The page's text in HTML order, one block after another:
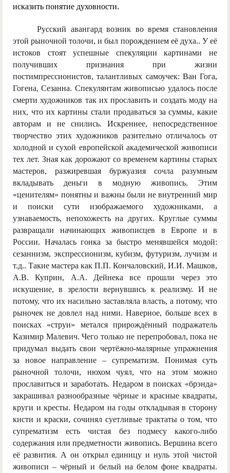
исказить понятие духовности.
Русский авангард возник во время становления
этой рыночной толочи, и был порождением её духа.. У её
истоков стоят успешные спекуляции картинами не
получивших признания при жизни
постимпрессионистов, талантливых самоучек: Ван Гога,
Гогена, Сезанна. Спекулянтам живописью удалось после
смерти художников так их прославить и создать моду на
них, что их картины стали продаваться за суммы, какие
авторам и не снились. Искреннее, непосредственное
творчество этих художников разительно отличалось от
холодной и сухой европейской академической живописи
тех лет. Зная как дорожают со временем картины старых
мастеров, разжиревшая буржуазия сочла разумным
вкладывать деньги в модную живопись. Этим
«ценителям» понятны и важны были не внутренний мир
и поиски сути изображаемого художниками, а
узнаваемость, непохожесть на других. Круглые суммы
развращали начинающих живописцев в Европе и в
России. Началась гонка за быстро менявшейся модой:
сезаннизм, экспрессионизм, кубизм, футуризм, лучизм и
т.д.. Такие мастера как П.П. Кончаловский, И.И. Машков,
А.В. Куприн, А.А. Дейнека все прошли через это
искушение, в зрелости вернувшись к реализму. И не
потому, что их насильно заставляла власть, а потому, что
рыночек не довлел над ними. Наверное, больше всех в
поисках «струи» метался прирождённый подражатель
Казимир Малевич. Чего только не перепробовал, пока не
придумал выдать свои чертёжно-малярные упражнения
за новое направление – супрематизм. Понимая суть
рыночной толочи, нюхом чуял, что на этом можно
прославиться и заработать. Недаром в поисках «брэнда»
закрашивал разнообразные чёрные и красные квадраты,
круги и кресты. Недаром на годы откладывая в сторону
кисти и краски, сочинял суетливые трактаты о том, что
супрематизм есть чистая без подмесу какого-либо
содержания или предметности живопись. Вершина всего
её развития. А он открыл единицу и нуль этой чистой
живописи – чёрный и белый на белом фоне квадраты.